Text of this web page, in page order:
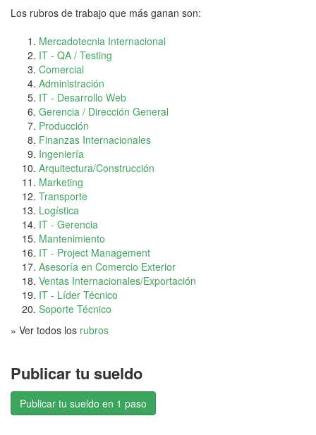
Los rubros de trabajo que más ganan son:
Mercadotecnia Internacional
IT - QA / Testing
Comercial
Administración
IT - Desarrollo Web
Gerencia / Dirección General
Producción
Finanzas Internacionales
Ingeniería
Arquitectura/Construcción
Marketing
Transporte
Logística
IT - Gerencia
Mantenimiento
IT - Project Management
Asesoría en Comercio Exterior
Ventas Internacionales/Exportación
IT - Líder Técnico
Soporte Técnico
» Ver todos los rubros
Publicar tu sueldo
Publicar tu sueldo en 1 paso